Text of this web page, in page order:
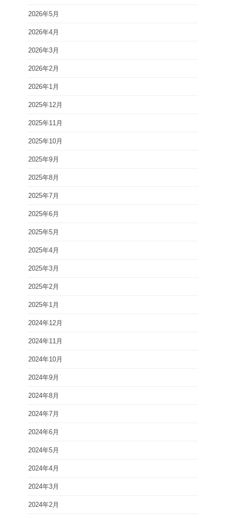
2026年5月
2026年4月
2026年3月
2026年2月
2026年1月
2025年12月
2025年11月
2025年10月
2025年9月
2025年8月
2025年7月
2025年6月
2025年5月
2025年4月
2025年3月
2025年2月
2025年1月
2024年12月
2024年11月
2024年10月
2024年9月
2024年8月
2024年7月
2024年6月
2024年5月
2024年4月
2024年3月
2024年2月